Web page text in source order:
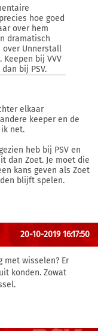
hoe goed
over hem
dramatisch
over Unnerstall
Keepen bij VVV
bij PSV.
elkaar
keeper en de
net.
heb bij PSV en
dan Zoet. Je moet die
kans geven als Zoet
blijft spelen.
20-10-2019 16:17:50
met wisselen? Er
konden. Zowat